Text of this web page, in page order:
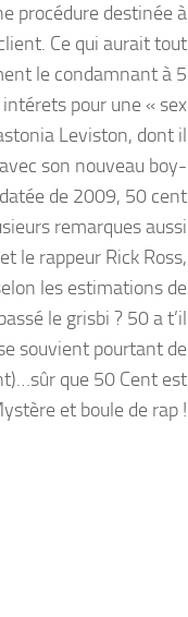
procédure destinée à
Ce qui aurait tout
le condamnant à 5
pour une « sex
Leviston, dont il
son nouveau boy-
de 2009, 50 cent
remarques aussi
le rappeur Rick Ross,
les estimations de
le grisbi ? 50 a t’il
souvient pourtant de
que 50 Cent est
et boule de rap !